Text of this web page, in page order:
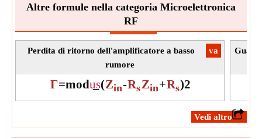
Nota:Il valore deve essere maggiore di 0.
Altre formule nella categoria Microelettronica
RF
​va
Perdita di ritorno dell'amplificatore a basso
rumore
Γ=modus(Zin-RsZin+Rs)2
​Vedi altro